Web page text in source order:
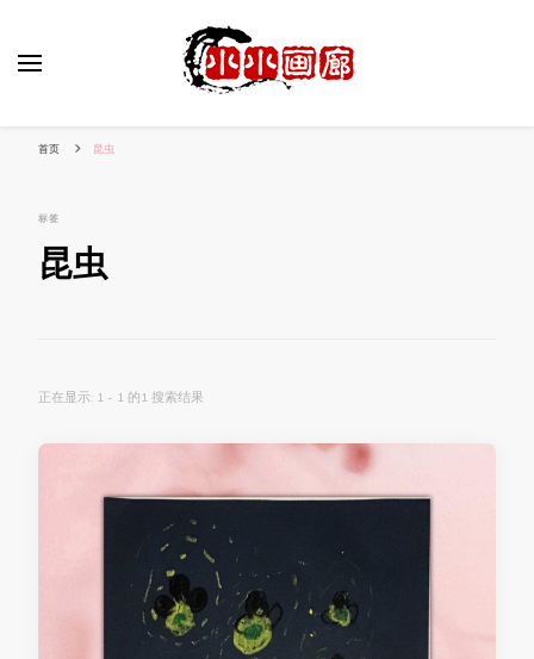
首页 昆虫
标签
昆虫
正在显示: 1 - 1 的1 搜索结果